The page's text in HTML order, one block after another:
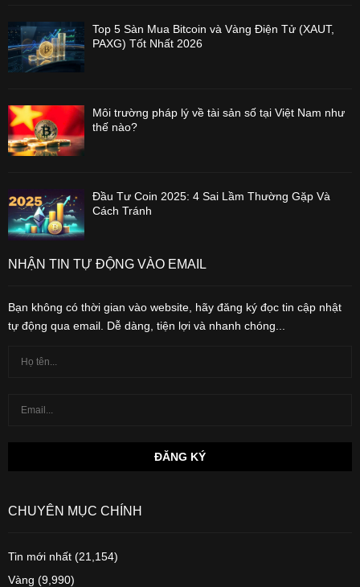
Top 5 Sàn Mua Bitcoin và Vàng Điện Tử (XAUT,
PAXG) Tốt Nhất 2026
Môi trường pháp lý về tài sản số tại Việt Nam như
thế nào?
Đầu Tư Coin 2025: 4 Sai Lầm Thường Gặp Và
Cách Tránh
NHẬN TIN TỰ ĐỘNG VÀO EMAIL
Bạn không có thời gian vào website, hãy đăng ký đọc tin cập nhật
tự động qua email. Dễ dàng, tiện lợi và nhanh chóng...
CHUYÊN MỤC CHÍNH
Tin mới nhất (21,154)
Vàng (9,990)